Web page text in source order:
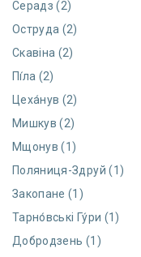
Серадз (2)
Оструда (2)
Скавіна (2)
Пі́ла (2)
Цеха́нув (2)
Мишкув (2)
Мщонув (1)
Поляниця-Здруй (1)
Закопане (1)
Тарно́вські Гу́ри (1)
Добродзень (1)